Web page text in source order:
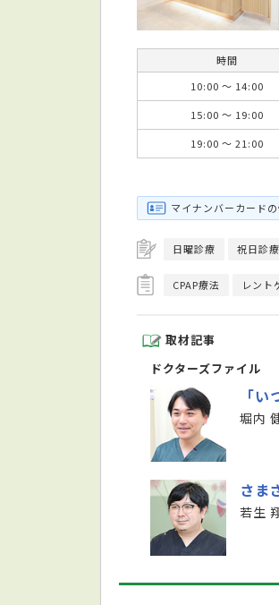
時間
10:00 ～ 14:00
15:00 ～ 19:00
19:00 ～ 21:00
マイナンバーカード
日曜診療 祝日診療
CPAP療法 レント
取材記事
ドクターズファイル
「
堀内
さま
若生